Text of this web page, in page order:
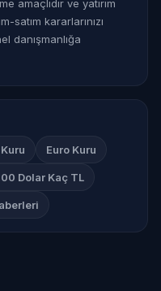
amaçlıdır ve yatırım
satım kararlarınızı
danışmanlığa
Euro Kuru
Dolar Kaç TL